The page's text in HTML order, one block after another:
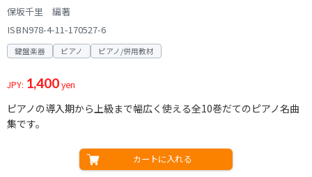
保坂千里 編著
ISBN978-4-11-170527-6
鍵盤楽器 ピアノ ピアノ/併用教材
JPY: 1,400yen
ピアノの導入期から上級まで幅広く使える全10巻だてのピアノ名曲
集です。
カートに入れる